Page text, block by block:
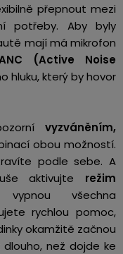
přepnout mezi
potřeby. Aby byly
mají má mikrofon
(Active Noise
hluku, který by hovor
vyzváněním,
obou možností.
podle sebe. A
aktivujte režim
všechna
rychlou pomoc,
okamžitě začnou
dlouho, než dojde ke